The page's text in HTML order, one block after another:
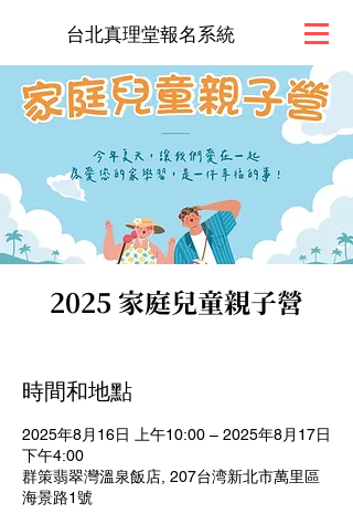
台北真理堂報名系統
2025 家庭兒童親子營
時間和地點
2025年8月16日 上午10:00 – 2025年8月17日
下午4:00
群策翡翠灣溫泉飯店, 207台湾新北市萬里區
海景路1號